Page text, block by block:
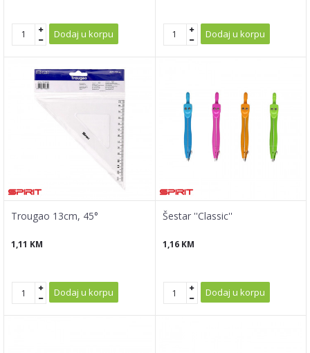
Dodaj u korpu Dodaj u korpu
Trougao 13cm, 45°
1,11 KM
Dodaj u korpu
Šestar ''Classic''
1,16 KM
Dodaj u korpu